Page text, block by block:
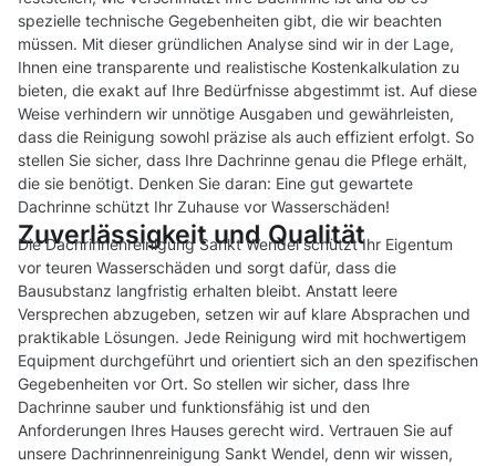
spezielle technische Gegebenheiten gibt, die wir beachten
müssen. Mit dieser gründlichen Analyse sind wir in der Lage,
Ihnen eine transparente und realistische Kostenkalkulation zu
bieten, die exakt auf Ihre Bedürfnisse abgestimmt ist. Auf diese
Weise verhindern wir unnötige Ausgaben und gewährleisten,
dass die Reinigung sowohl präzise als auch effizient erfolgt. So
stellen Sie sicher, dass Ihre Dachrinne genau die Pflege erhält,
die sie benötigt. Denken Sie daran: Eine gut gewartete
Dachrinne schützt Ihr Zuhause vor Wasserschäden!
Zuverlässigkeit und Qualität
Die Dachrinnenreinigung Sankt Wendel schützt Ihr Eigentum
vor teuren Wasserschäden und sorgt dafür, dass die
Bausubstanz langfristig erhalten bleibt. Anstatt leere
Versprechen abzugeben, setzen wir auf klare Absprachen und
praktikable Lösungen. Jede Reinigung wird mit hochwertigem
Equipment durchgeführt und orientiert sich an den spezifischen
Gegebenheiten vor Ort. So stellen wir sicher, dass Ihre
Dachrinne sauber und funktionsfähig ist und den
Anforderungen Ihres Hauses gerecht wird. Vertrauen Sie auf
unsere Dachrinnenreinigung Sankt Wendel, denn wir wissen,